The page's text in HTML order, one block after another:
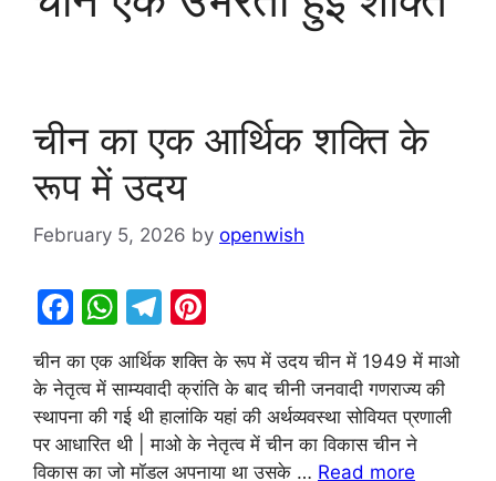
चीन का एक आर्थिक शक्ति के
रूप में उदय
February 5, 2026 by openwish
F
c
e
b
W
h
at
s
A
T
el
e
gr
a
nt
er
e
st
चीन का एक आर्थिक शक्ति के रूप में उदय चीन में 1949 में माओ
के नेतृत्व में साम्यवादी क्रांति के बाद चीनी जनवादी गणराज्य की
स्थापना की गई थी हालांकि यहां की अर्थव्यवस्था सोवियत प्रणाली
पर आधारित थी | माओ के नेतृत्व में चीन का विकास चीन ने
विकास का जो मॉडल अपनाया था उसके … Read more